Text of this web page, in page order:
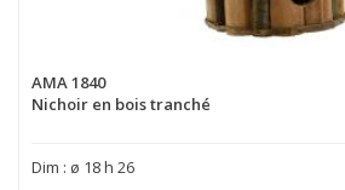
AMA 1840
Nichoir en bois tranché
Dim : ø 18 h 26